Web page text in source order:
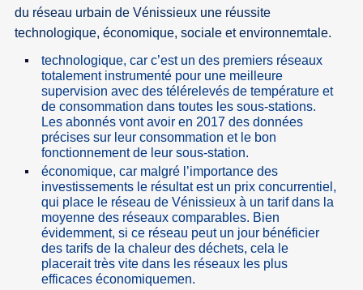
du réseau urbain de Vénissieux une réussite
technologique, économique, sociale et environnemtale.
technologique, car c’est un des premiers réseaux
totalement instrumenté pour une meilleure
supervision avec des télérelevés de température et
de consommation dans toutes les sous-stations.
Les abonnés vont avoir en 2017 des données
précises sur leur consommation et le bon
fonctionnement de leur sous-station.
économique, car malgré l’importance des
investissements le résultat est un prix concurrentiel,
qui place le réseau de Vénissieux à un tarif dans la
moyenne des réseaux comparables. Bien
évidemment, si ce réseau peut un jour bénéficier
des tarifs de la chaleur des déchets, cela le
placerait très vite dans les réseaux les plus
efficaces économiquemen.